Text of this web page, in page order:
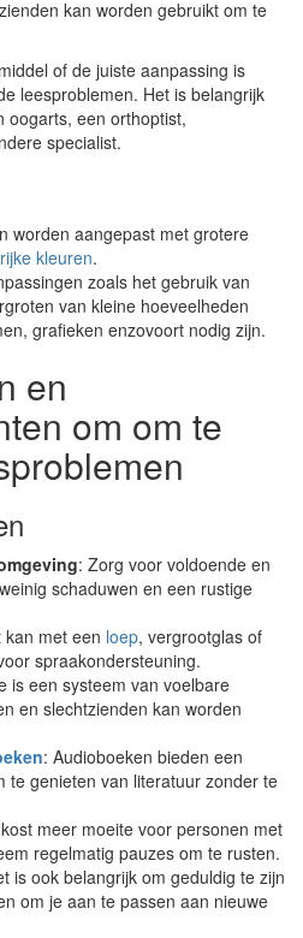
kan worden gebruikt om te
of de juiste aanpassing is
leesproblemen. Het is belangrijk
oogarts, een orthoptist,
specialist.
worden aangepast met grotere
kleuren.
zoals het gebruik van
van kleine hoeveelheden
grafieken enzovoort nodig zijn.
en
om om te
: Zorg voor voldoende en
schaduwen en een rustige
kan met een loep, vergrootglas of
spraakondersteuning.
is een systeem van voelbare
en slechtzienden kan worden
: Audioboeken bieden een
te genieten van literatuur zonder te
meer moeite voor personen met
regelmatig pauzes om te rusten.
is ook belangrijk om geduldig te zijn
om je aan te passen aan nieuwe